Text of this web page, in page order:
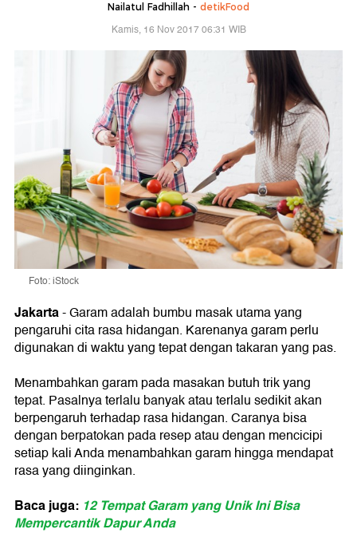
Nailatul Fadhillah - detikFood
Kamis, 16 Nov 2017 06:31 WIB
Foto: iStock
Jakarta- Garam adalah bumbu masak utama yang
pengaruhi cita rasa hidangan. Karenanya garam perlu
digunakan di waktu yang tepat dengan takaran yang pas.
Menambahkan garam pada masakan butuh trik yang
tepat. Pasalnya terlalu banyak atau terlalu sedikit akan
berpengaruh terhadap rasa hidangan. Caranya bisa
dengan berpatokan pada resep atau dengan mencicipi
setiap kali Anda menambahkan garam hingga mendapat
rasa yang diinginkan.
Baca juga: 12 Tempat Garam yang Unik Ini Bisa
Mempercantik Dapur Anda